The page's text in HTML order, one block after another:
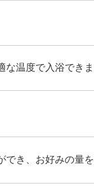
温度で入浴できま
き、お好みの量を